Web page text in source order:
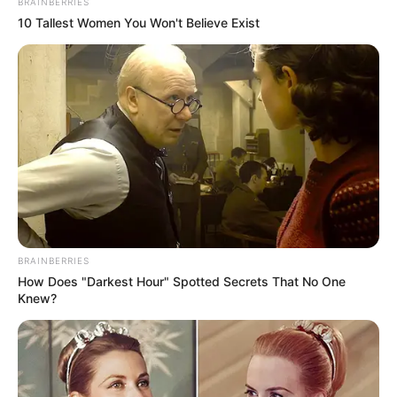
Agama: Islam
Profesi: Selebgram, TikToker
Hobi: Travelling
Facebook: –
Twitter: –
Instagram:
@ayasaviya
TikTok:@verygemini
Youtube: –
Tinggi, Berat & Penampilan Fisik
Tinggi: 165 cm
Berat: 49 kg
Golongan Darah: –
BRAINBERRIES
10 Tallest Women You Won't Believe Exist
BRAINBERRIES
How Does "Darkest Hour" Spotted Secrets That No One
Knew?